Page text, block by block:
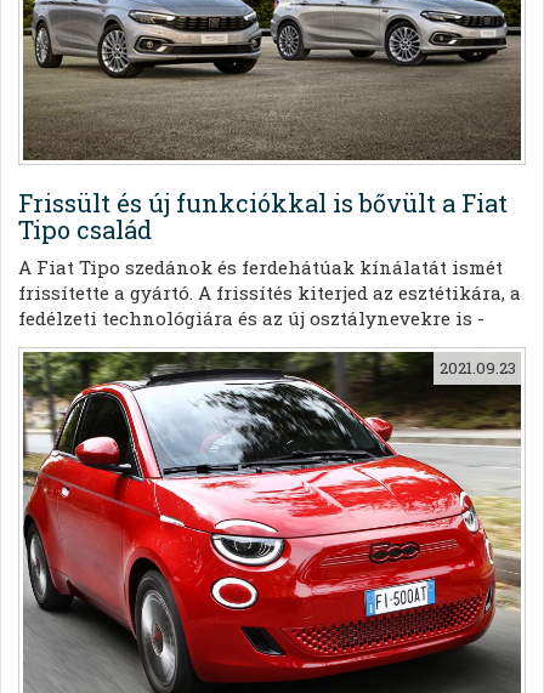
Frissült és új funkciókkal is bővült a Fiat
Tipo család
A Fiat Tipo szedánok és ferdehátúak kínálatát ismét
frissítette a gyártó. A frissítés kiterjed az esztétikára, a
fedélzeti technológiára és az új osztálynevekre is -
Life, City és City Life.
2021.09.23